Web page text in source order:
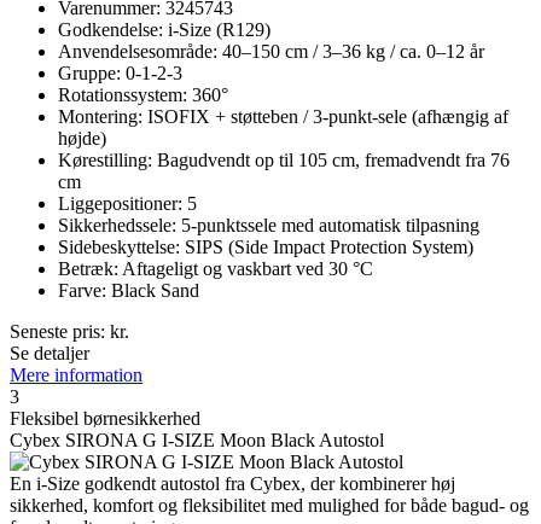
Varenummer: 3245743
Godkendelse: i-Size (R129)
Anvendelsesområde: 40–150 cm / 3–36 kg / ca. 0–12 år
Gruppe: 0-1-2-3
Rotationssystem: 360°
Montering: ISOFIX + støtteben / 3-punkt-sele (afhængig af
højde)
Kørestilling: Bagudvendt op til 105 cm, fremadvendt fra 76
cm
Liggepositioner: 5
Sikkerhedssele: 5-punktssele med automatisk tilpasning
Sidebeskyttelse: SIPS (Side Impact Protection System)
Betræk: Aftageligt og vaskbart ved 30 °C
Farve: Black Sand
Seneste pris: kr.
Se detaljer
Mere information
3
Fleksibel børnesikkerhed
Cybex SIRONA G I-SIZE Moon Black Autostol
En i-Size godkendt autostol fra Cybex, der kombinerer høj
sikkerhed, komfort og fleksibilitet med mulighed for både bagud- og